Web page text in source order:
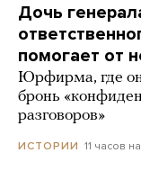
Дочь
помогает от
Юрфирма, где
бронь
разговоров»
ИСТОРИИ 11 часов